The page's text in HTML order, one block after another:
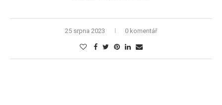
25 srpna 2023 0 komentář